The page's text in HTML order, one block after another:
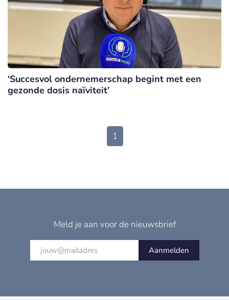
‘Succesvol ondernemerschap begint met een
gezonde dosis naïviteit’
1
Meld je aan voor de nieuwsbrief
Aanmelden